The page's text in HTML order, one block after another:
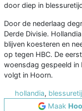
door diep in
Door de nederlaag
Derde Divisie.
blijven koesteren en
op tegen HBC. De
woensdag gespeeld in
volgt in Hoorn.
hollandia,
Maak